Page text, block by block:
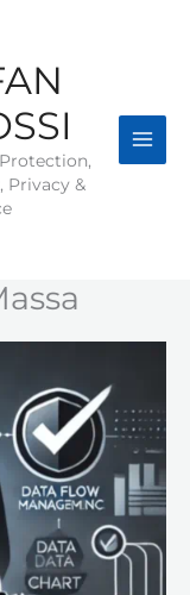
Privacy &